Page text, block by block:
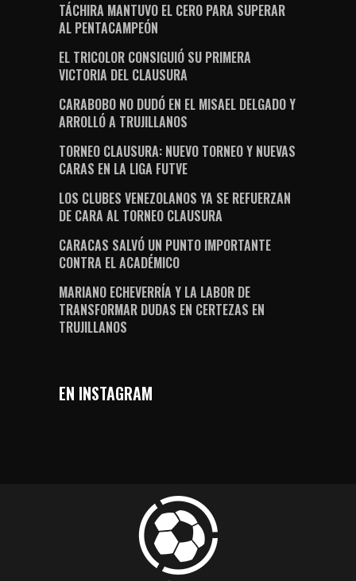
TÁCHIRA MANTUVO EL CERO PARA SUPERAR
AL PENTACAMPEÓN
EL TRICOLOR CONSIGUIÓ SU PRIMERA
VICTORIA DEL CLAUSURA
CARABOBO NO DUDÓ EN EL MISAEL DELGADO Y
ARROLLÓ A TRUJILLANOS
TORNEO CLAUSURA: NUEVO TORNEO Y NUEVAS
CARAS EN LA LIGA FUTVE
LOS CLUBES VENEZOLANOS YA SE REFUERZAN
DE CARA AL TORNEO CLAUSURA
CARACAS SALVÓ UN PUNTO IMPORTANTE
CONTRA EL ACADÉMICO
MARIANO ECHEVERRÍA Y LA LABOR DE
TRANSFORMAR DUDAS EN CERTEZAS EN
TRUJILLANOS
EN INSTAGRAM